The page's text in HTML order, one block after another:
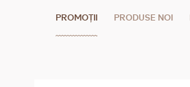
PROMOȚII PRODUSE NOI